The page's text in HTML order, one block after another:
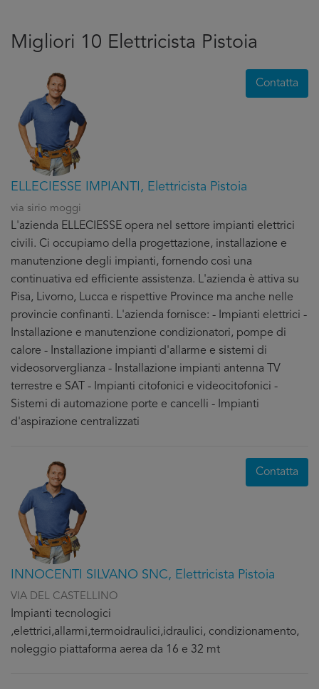
Migliori 10 Elettricista Pistoia
ELLECIESSE IMPIANTI, Elettricista Pistoia
via sirio moggi
L'azienda ELLECIESSE opera nel settore impianti elettrici
civili. Ci occupiamo della progettazione, installazione e
manutenzione degli impianti, fornendo così una
continuativa ed efficiente assistenza. L'azienda è attiva su
Pisa, Livorno, Lucca e rispettive Province ma anche nelle
provincie confinanti. L'azienda fornisce: - Impianti elettrici -
Installazione e manutenzione condizionatori, pompe di
calore - Installazione impianti d'allarme e sistemi di
videosorverglianza - Installazione impianti antenna TV
terrestre e SAT - Impianti citofonici e videocitofonici -
Sistemi di automazione porte e cancelli - Impianti
d'aspirazione centralizzati
Contatta
INNOCENTI SILVANO SNC, Elettricista Pistoia
VIA DEL CASTELLINO
Impianti tecnologici
,elettrici,allarmi,termoidraulici,idraulici, condizionamento,
noleggio piattaforma aerea da 16 e 32 mt
Contatta